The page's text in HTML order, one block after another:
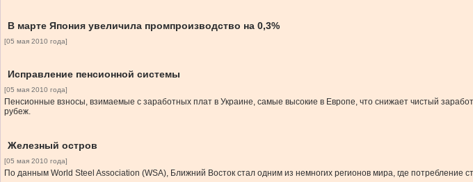
В марте Япония увеличила промпроизводство на 0,3%
[05 мая 2010 года]
Исправление пенсионной системы
[05 мая 2010 года]
Пенсионные взносы, взимаемые с заработных плат в Украине, самые высокие в Европе, что снижает чистый
рубеж.
Железный остров
[05 мая 2010 года]
По данным World Steel Association (WSA), Ближний Восток стал одним из немногих регионов мира, где потребление